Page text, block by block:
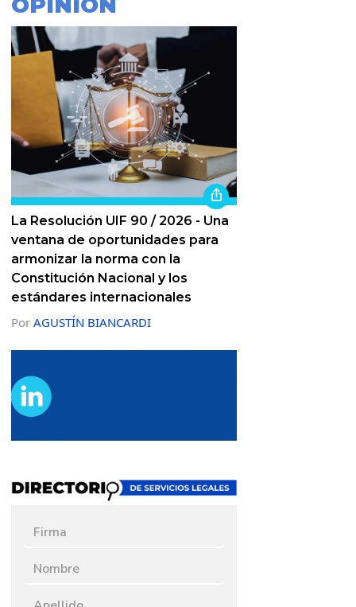
OPINIÓN
La Resolución UIF 90 / 2026 - Una
ventana de oportunidades para
armonizar la norma con la
Constitución Nacional y los
estándares internacionales
Por AGUSTÍN BIANCARDI